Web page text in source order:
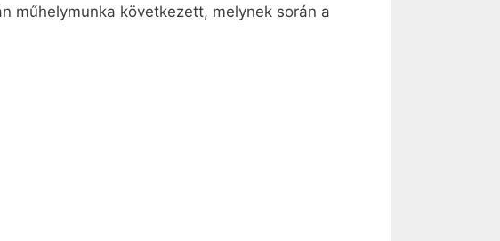
műhelymunka következett, melynek során a